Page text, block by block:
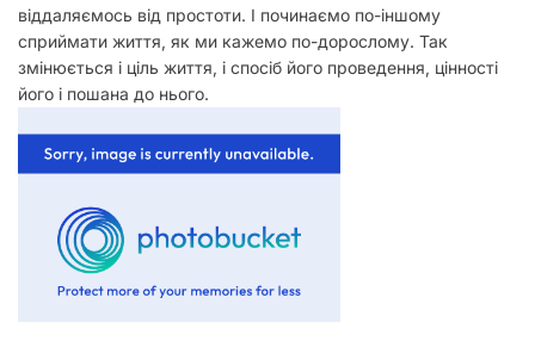
віддаляємось від простоти. І починаємо по-іншому
сприймати життя, як ми кажемо по-дорослому. Так
змінюється і ціль життя, і спосіб його проведення, цінності
його і пошана до нього.